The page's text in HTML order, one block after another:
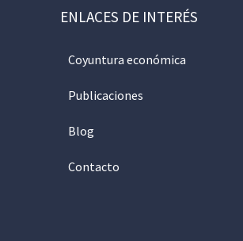
ENLACES DE INTERÉS
Coyuntura económica
Publicaciones
Blog
Contacto